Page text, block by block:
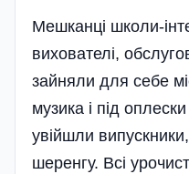
Мешканці школи-
вихователі,
зайняли для себе
музика і під
увійшли
шеренгу. Всі